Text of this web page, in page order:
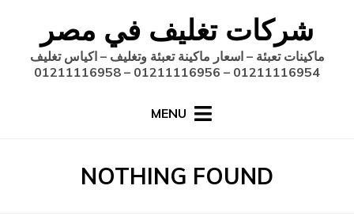
content
شركات تغليف في مصر
ماكينات تعبئة – اسعار ماكينة تعبئة وتغليف – اكياس تغليف
01211116954 – 01211116956 – 01211116958
MENU
NOTHING FOUND